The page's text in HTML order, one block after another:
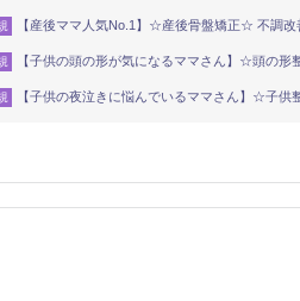
【産後ママ人気No.1】☆産後骨盤矯正☆ 不調
【子供の頭の形が気になるママさん】☆頭の
【子供の夜泣きに悩んでいるママさん】☆子